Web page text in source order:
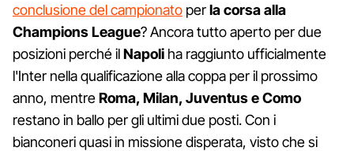
conclusione del campionato perla corsa alla
Champions League? Ancora tutto aperto per due
posizioni perché ilNapoli ha raggiunto ufficialmente
l'Inter nella qualificazione alla coppa per il prossimo
anno, mentreRoma, Milan, Juventus e Como
restano in ballo per gli ultimi due posti. Con i
bianconeri quasi in missione disperata, visto che si